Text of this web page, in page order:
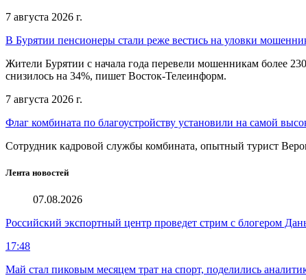
7 августа 2026 г.
В Бурятии пенсионеры стали реже вестись на уловки
Жители Бурятии с начала года перевели мошенникам более
снизилось на 34%, пишет Восток-Телеинформ.
7 августа 2026 г.
Флаг комбината по благоустройству установили на самой
Сотрудник кадровой службы комбината, опытный турист
Лента новостей
07.08.2026
Российский экспортный центр проведет стрим с блогером
17:48
Май стал пиковым месяцем трат на спорт, поделились